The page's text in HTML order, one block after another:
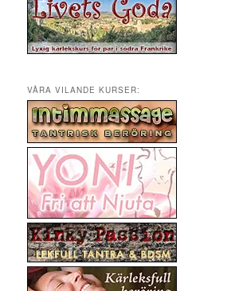
VÅRA VILANDE KURSER: